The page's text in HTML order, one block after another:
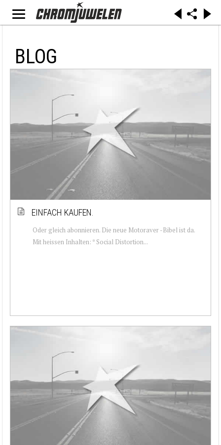
BLOG
EINFACH KAUFEN.
Oder gleich abonnieren. Die neue Motoraver -Bibel ist da.
Mit heissen Inhalten: * Social Distortion...